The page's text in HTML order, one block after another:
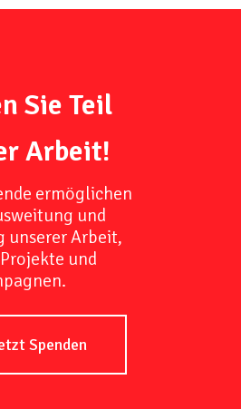
Sie Teil
Arbeit!
ermöglichen
und
unserer Arbeit,
und
Spenden